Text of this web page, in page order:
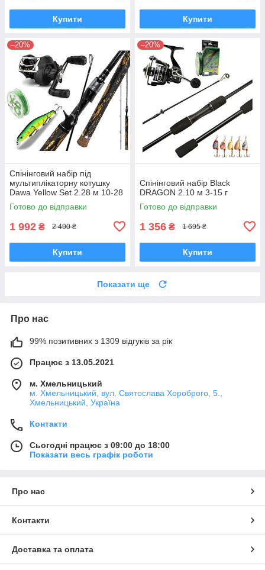
Купити Купити
–20%
Спінінговий набір під
мультиплікаторну котушку
Dawa Yellow Set 2.28 м 10-28
г 4в1
Готово до відправки
1 992 ₴ 2 490 ₴
Купити
–20%
Спінінговий набір Black
DRAGON 2.10 м 3-15 г
Готово до відправки
1 356 ₴ 1 695 ₴
Купити
Показати ще
Про нас
99% позитивних з 1309 відгуків за рік
Працює з 13.05.2021
м. Хмельницький
м. Хмельницький, вул. Святослава Хороброго, 5.,
Хмельницький, Україна
Контакти
Сьогодні працює з 09:00 до 18:00
Показати весь графік роботи
Про нас
Контакти
Доставка та оплата